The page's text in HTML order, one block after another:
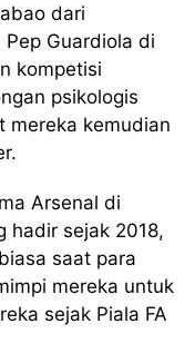
dari
Guardiola di
kompetisi
psikologis
mereka kemudian
Arsenal di
hadir sejak 2018,
saat para
mereka untuk
sejak Piala FA